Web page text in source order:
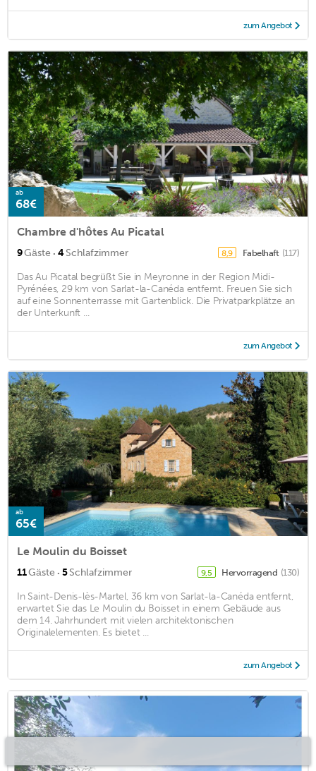
zum Angebot
ab
68€
Chambre d'hôtes Au Picatal
9Gäste · 4Schlafzimmer 8,9 Fabelhaft (117)
Das Au Picatal begrüßt Sie in Meyronne in der Region Midi-
Pyrénées, 29 km von Sarlat-la-Canéda entfernt. Freuen Sie sich
auf eine Sonnenterrasse mit Gartenblick. Die Privatparkplätze an
der Unterkunft ...
zum Angebot
ab
65€
Le Moulin du Boisset
11Gäste · 5Schlafzimmer 9,5 Hervorragend (130)
In Saint-Denis-lès-Martel, 36 km von Sarlat-la-Canéda entfernt,
erwartet Sie das Le Moulin du Boisset in einem Gebäude aus
dem 14. Jahrhundert mit vielen architektonischen
Originalelementen. Es bietet ...
zum Angebot